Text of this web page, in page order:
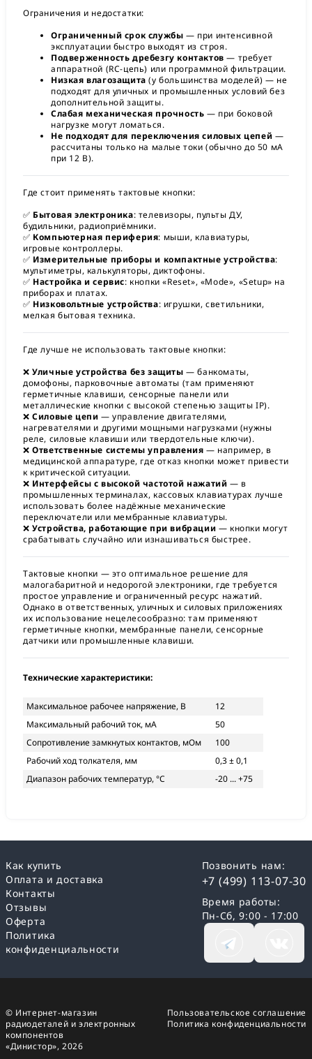
Ограничения и недостатки:
Ограниченный срок службы — при интенсивной
эксплуатации быстро выходят из строя.
Подверженность дребезгу контактов — требует
аппаратной (RC-цепь) или программной фильтрации.
Низкая влагозащита (у большинства моделей) — не
подходят для уличных и промышленных условий без
дополнительной защиты.
Слабая механическая прочность — при боковой
нагрузке могут ломаться.
Не подходят для переключения силовых цепей —
рассчитаны только на малые токи (обычно до 50 мА
при 12 В).
Где стоит применять тактовые кнопки:
✅ Бытовая электроника: телевизоры, пульты ДУ,
будильники, радиоприёмники.
✅ Компьютерная периферия: мыши, клавиатуры,
игровые контроллеры.
✅ Измерительные приборы и компактные устройства:
мультиметры, калькуляторы, диктофоны.
✅ Настройка и сервис: кнопки «Reset», «Mode», «Setup» на
приборах и платах.
✅ Низковольтные устройства: игрушки, светильники,
мелкая бытовая техника.
Где лучше не использовать тактовые кнопки:
❌Уличные устройства без защиты — банкоматы,
домофоны, парковочные автоматы (там применяют
герметичные клавиши, сенсорные панели или
металлические кнопки с высокой степенью защиты IP).
❌Силовые цепи — управление двигателями,
нагревателями и другими мощными нагрузками (нужны
реле, силовые клавиши или твердотельные ключи).
❌Ответственные системы управления — например, в
медицинской аппаратуре, где отказ кнопки может привести
к критической ситуации.
❌ Интерфейсы с высокой частотой нажатий — в
промышленных терминалах, кассовых клавиатурах лучше
использовать более надёжные механические
переключатели или мембранные клавиатуры.
❌Устройства, работающие при вибрации — кнопки могут
срабатывать случайно или изнашиваться быстрее.
Тактовые кнопки — это оптимальное решение для
малогабаритной и недорогой электроники, где требуется
простое управление и ограниченный ресурс нажатий.
Однако в ответственных, уличных и силовых приложениях
их использование нецелесообразно: там применяют
герметичные кнопки, мембранные панели, сенсорные
датчики или промышленные клавиши.
Технические характеристики:
Максимальное рабочее напряжение, В
12
Максимальный рабочий ток, мА
50
Сопротивление замкнутых контактов, мОм
100
Рабочий ход толкателя, мм
0,3 ± 0,1
Диапазон рабочих температур, °С
-20 ... +75
Как купить
Оплата и доставка
Контакты
Отзывы
Оферта
Политика
конфиденциальности
Позвонить нам:
+7 (499) 113-07-30
Время работы:
Пн-Сб, 9:00 - 17:00
© Интернет-магазин
радиодеталей и электронных
компонентов
«Динистор»,2026
Пользовательское соглашение
Политика конфиденциальности